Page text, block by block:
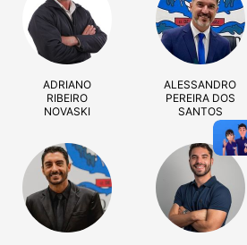
ADRIANO
RIBEIRO
NOVASKI
ALESSANDRO
PEREIRA DOS
SANTOS